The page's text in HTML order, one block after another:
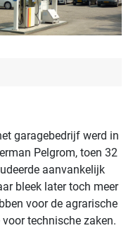
garagebedrijf werd in
Pelgrom, toen 32
aanvankelijk
bleek later toch meer
voor de agrarische
technische zaken.